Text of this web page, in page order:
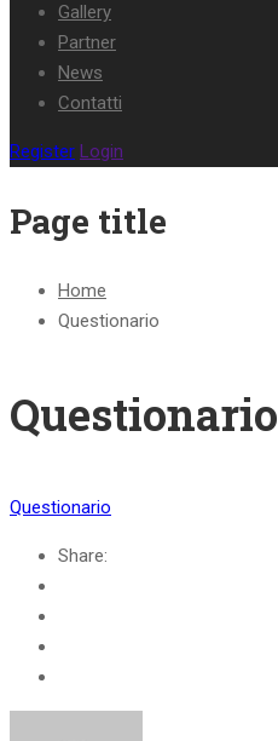
Gallery
Partner
News
Contatti
Register Login
Page title
Home
Questionario
Questionario
Questionario
Share: